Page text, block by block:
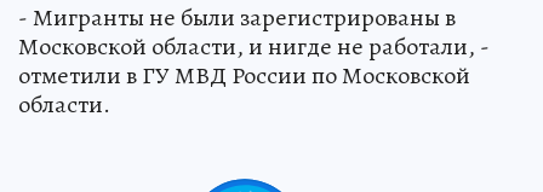
- Мигранты не были зарегистрированы в
Московской области, и нигде не работали, -
отметили в ГУ МВД России по Московской
области.